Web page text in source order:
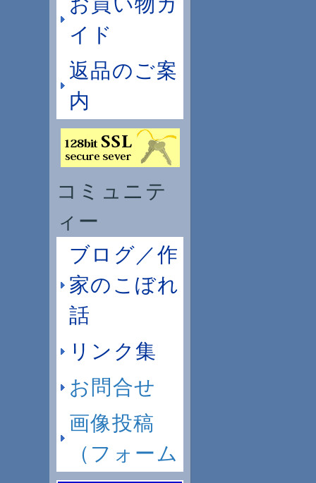
イド
返品のご案
内
コミュニテ
ィー
ブログ／作
家のこぼれ
話
リンク集
お問合せ
画像投稿
（フォーム